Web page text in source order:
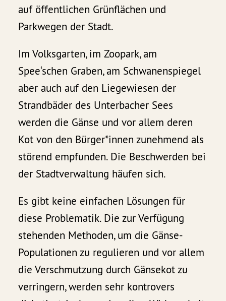
auf öffentlichen Grünflächen und
Parkwegen der Stadt.
Im Volksgarten, im Zoopark, am
Spee‘schen Graben, am Schwanenspiegel
aber auch auf den Liegewiesen der
Strandbäder des Unterbacher Sees
werden die Gänse und vor allem deren
Kot von den Bürger*innen zunehmend als
störend empfunden. Die Beschwerden bei
der Stadtverwaltung häufen sich.
Es gibt keine einfachen Lösungen für
diese Problematik. Die zur Verfügung
stehenden Methoden, um die Gänse-
Populationen zu regulieren und vor allem
die Verschmutzung durch Gänsekot zu
verringern, werden sehr kontrovers